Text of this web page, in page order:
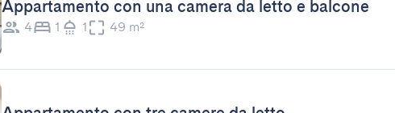
Appartamento con una camera da letto e balcone
4 1 1 49 m²